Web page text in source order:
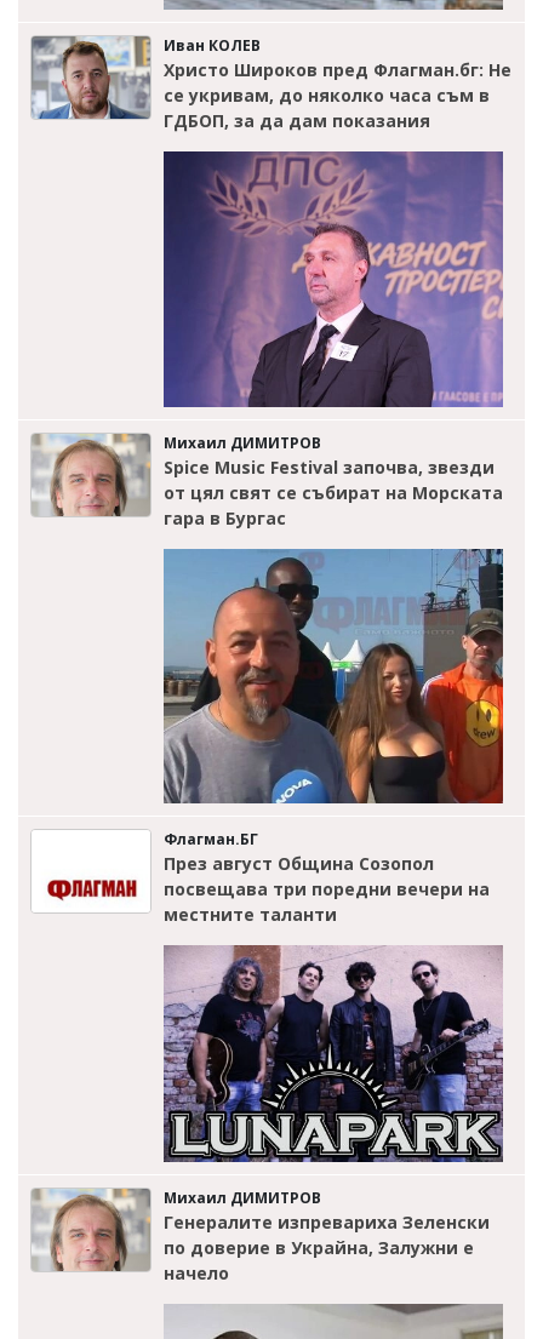
Иван КОЛЕВ
Христо Широков пред Флагман.бг: Не
се укривам, до няколко часа съм в
ГДБОП, за да дам показания
Михаил ДИМИТРОВ
Spice Music Festival започва, звезди
от цял свят се събират на Морската
гара в Бургас
Флагман.БГ
През август Община Созопол
посвещава три поредни вечери на
местните таланти
Михаил ДИМИТРОВ
Генералите изпревариха Зеленски
по доверие в Украйна, Залужни е
начело